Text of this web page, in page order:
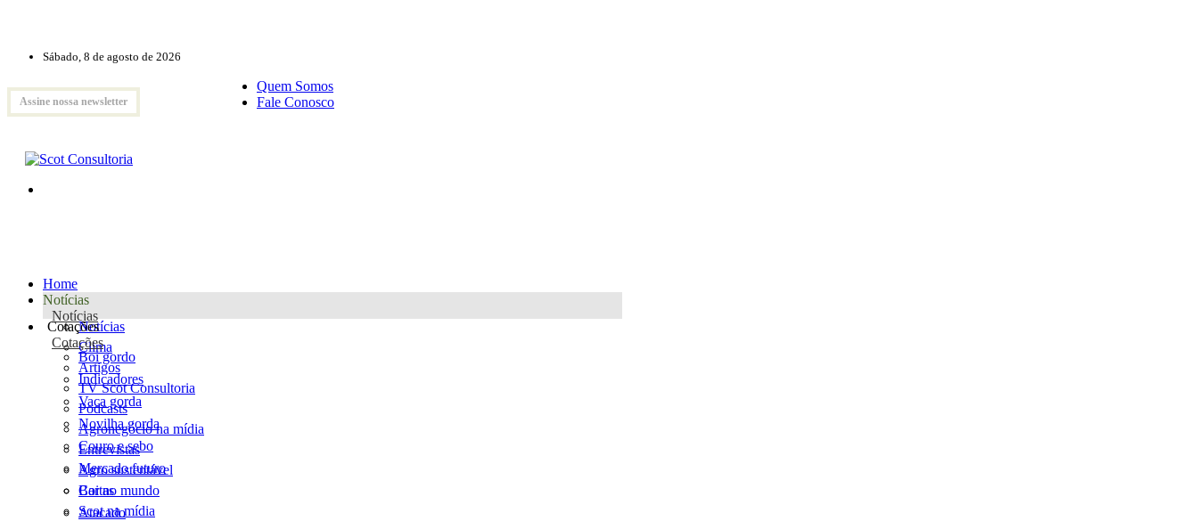
Sábado, 8 de agosto de 2026
Assine nossa newsletter
Quem Somos
Fale Conosco
Home
Notícias
Notícias
Notícias
Clima
Artigos
TV Scot Consultoria
Podcasts
Agronegócio na mídia
Entrevistas
Agro sustentável
Cartas
Scot na mídia
Cotações
Cotações
Boi gordo
Indicadores
Vaca gorda
Novilha gorda
Couro e sebo
Mercado futuro
Boi no mundo
Atacado